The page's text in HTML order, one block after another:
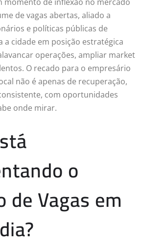
de vagas abertas, aliado a
e políticas públicas de
a cidade em posição estratégica
operações, ampliar market
O recado para o empresário
não é apenas de recuperação,
com oportunidades
onde mirar.
o
de Vagas em